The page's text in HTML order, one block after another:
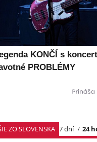
KONČÍ s
PROBLÉMY
ZO SLOVENSKA 7 dní
24